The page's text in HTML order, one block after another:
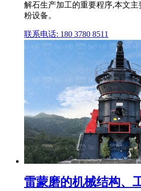
解石生产加工的重要程序,本文
粉设备。
联系电话: 180 3780 8511
雷蒙磨的机械结构、